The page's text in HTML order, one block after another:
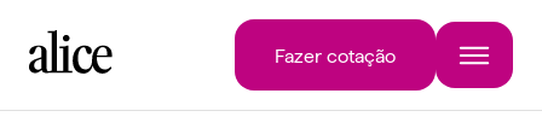
Fazer cotação